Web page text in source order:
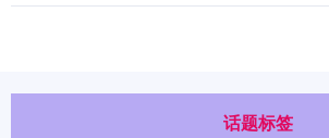
话题标签